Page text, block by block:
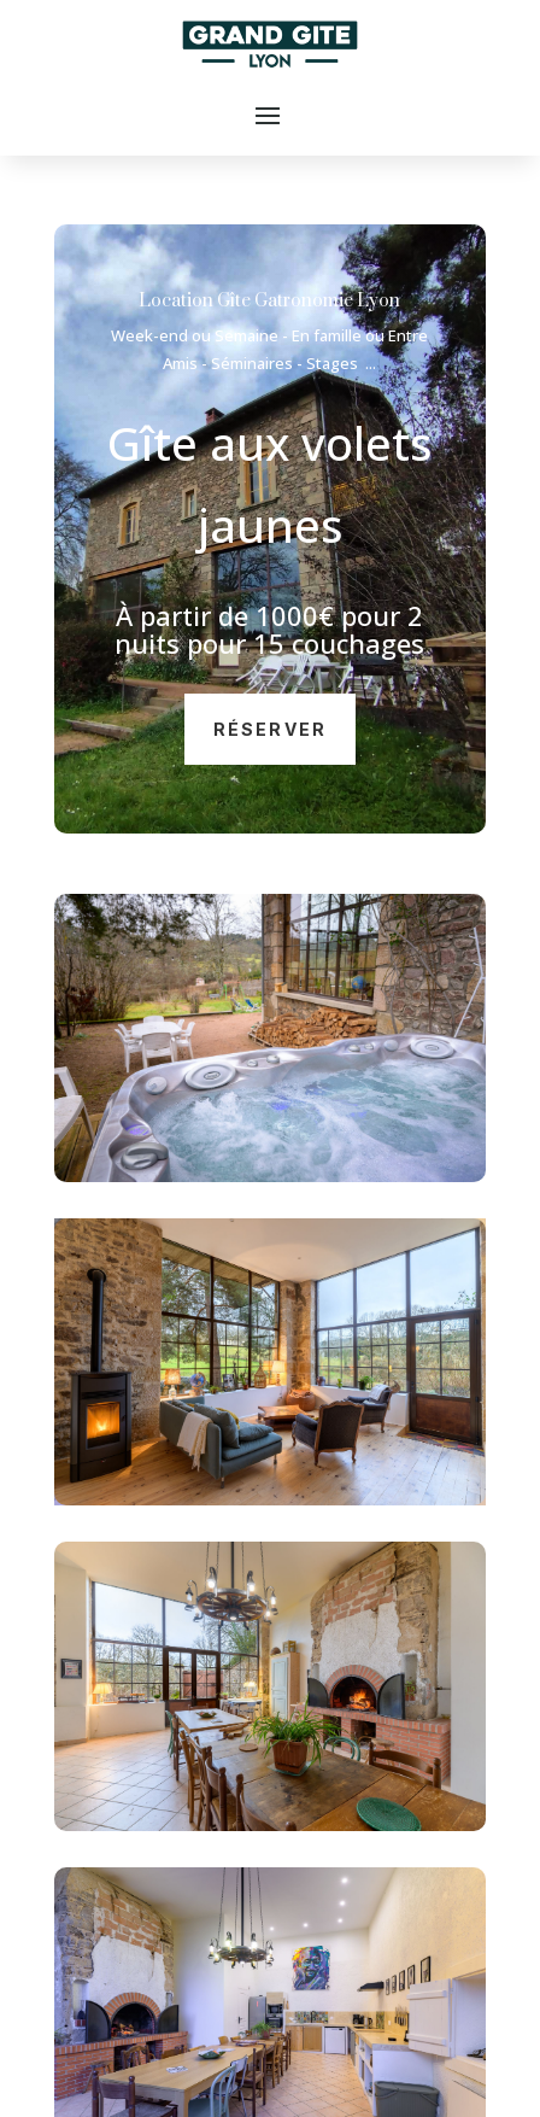
Location Gîte Gatronomie Lyon
Week-end ou Semaine - En famille ou Entre
Amis - Séminaires - Stages ...
Gîte aux volets
jaunes
Àpartir de 1000€ pour 2
nuits pour 15 couchages
RÉSERVER